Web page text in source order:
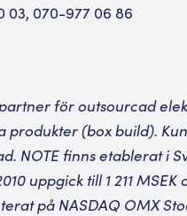
03, 070-977 06 86
för outsourcad
(box build).
NOTE finns etablerat i
uppgick till 1 211
på NASDAQ OMX